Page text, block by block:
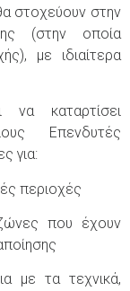
στοχεύουν στην
(στην οποία
με ιδιαίτερα
να καταρτίσει
Επενδυτές
για:
περιοχές
που έχουν
τα τεχνικά,